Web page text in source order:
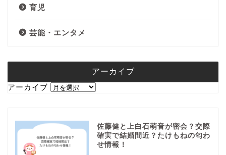
育児
芸能・エンタメ
アーカイブ
アーカイブ
佐藤健と上白石萌音が密会？交際
確実で結婚間近？たけもねの匂わ
せ情報！